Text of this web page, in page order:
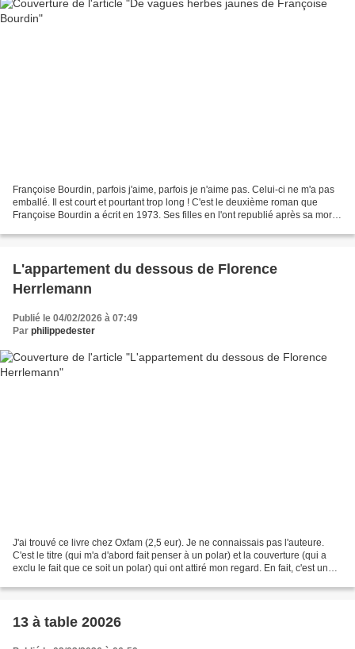
Françoise Bourdin, parfois j'aime, parfois je n'aime pas. Celui-ci ne m'a pas
emballé. Il est court et pourtant trop long ! C'est le deuxième roman que
Françoise Bourdin a écrit en 1973. Ses filles en l'ont republié après sa mort.
L'appartement du dessous de Florence
Herrlemann
Publié le 04/02/2026 à 07:49
Par philippedester
J'ai trouvé ce livre chez Oxfam (2,5 eur). Je ne connaissais pas l'auteure.
C'est le titre (qui m'a d'abord fait penser à un polar) et la couverture (qui a
exclu le fait que ce soit un polar) qui ont attiré mon regard. En fait, c'est un
13 à table 20026